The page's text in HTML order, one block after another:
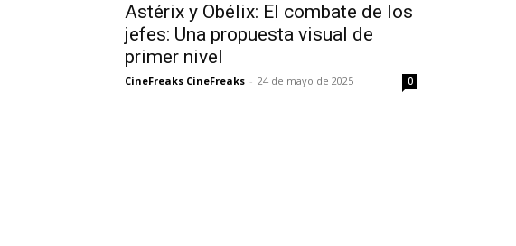
Astérix y Obélix: El combate de los
jefes: Una propuesta visual de
primer nivel
CineFreaks CineFreaks - 24 de mayo de 2025 0